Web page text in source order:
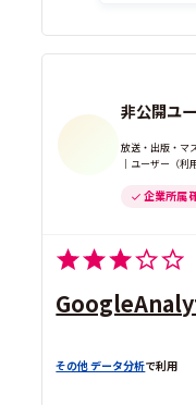
非公開ユ
放送・出版・マ
｜ユーザー（利
企業所属
その他 データ分析で利用